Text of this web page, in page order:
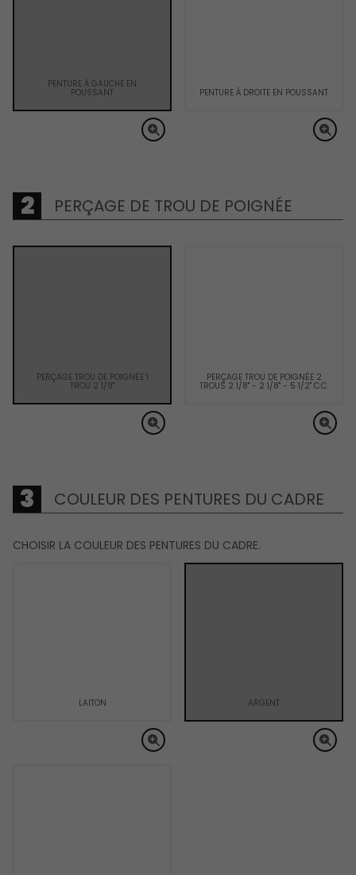
PENTURE À GAUCHE EN
POUSSANT PENTURE À DROITE EN POUSSANT
PERÇAGE DE TROU DE POIGNÉE
PERÇAGE TROU DE POIGNÉE 1
TROU 2 1/8"
PERÇAGE TROU DE POIGNÉE 2
TROUS 2 1/8" - 2 1/8" - 5 1/2" C.C.
COULEUR DES PENTURES DU CADRE
CHOISIR LA COULEUR DES PENTURES DU CADRE.
LAITON ARGENT